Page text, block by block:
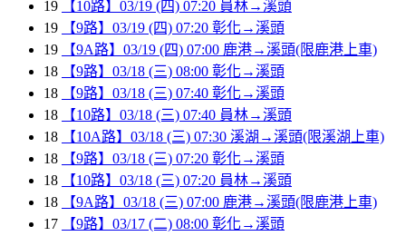
19
【10路】03/19 (四) 07:20 員林→溪頭
19
【9路】03/19 (四) 07:20 彰化→溪頭
19
【9A路】03/19 (四) 07:00 鹿港→溪頭(限鹿港上車)
18
【9路】03/18 (三) 08:00 彰化→溪頭
18
【9路】03/18 (三) 07:40 彰化→溪頭
18
【10路】03/18 (三) 07:40 員林→溪頭
18
【10A路】03/18 (三) 07:30 溪湖→溪頭(限溪湖上車)
18
【9路】03/18 (三) 07:20 彰化→溪頭
18
【10路】03/18 (三) 07:20 員林→溪頭
18
【9A路】03/18 (三) 07:00 鹿港→溪頭(限鹿港上車)
17
【9路】03/17 (二) 08:00 彰化→溪頭